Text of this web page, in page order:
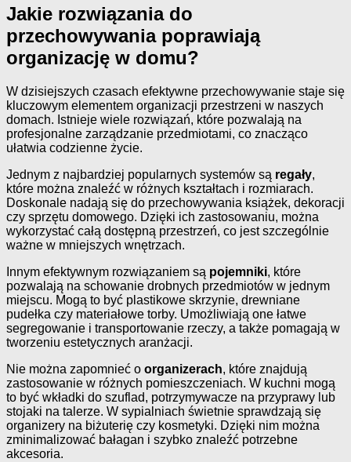
Jakie rozwiązania do
przechowywania poprawiają
organizację w domu?
W dzisiejszych czasach efektywne przechowywanie staje się
kluczowym elementem organizacji przestrzeni w naszych
domach. Istnieje wiele rozwiązań, które pozwalają na
profesjonalne zarządzanie przedmiotami, co znacząco
ułatwia codzienne życie.
Jednym z najbardziej popularnych systemów są regały,
które można znaleźć w różnych kształtach i rozmiarach.
Doskonale nadają się do przechowywania książek, dekoracji
czy sprzętu domowego. Dzięki ich zastosowaniu, można
wykorzystać całą dostępną przestrzeń, co jest szczególnie
ważne w mniejszych wnętrzach.
Innym efektywnym rozwiązaniem są pojemniki, które
pozwalają na schowanie drobnych przedmiotów w jednym
miejscu. Mogą to być plastikowe skrzynie, drewniane
pudełka czy materiałowe torby. Umożliwiają one łatwe
segregowanie i transportowanie rzeczy, a także pomagają w
tworzeniu estetycznych aranżacji.
Nie można zapomnieć o organizerach, które znajdują
zastosowanie w różnych pomieszczeniach. W kuchni mogą
to być wkładki do szuflad, potrzymywacze na przyprawy lub
stojaki na talerze. W sypialniach świetnie sprawdzają się
organizery na biżuterię czy kosmetyki. Dzięki nim można
zminimalizować bałagan i szybko znaleźć potrzebne
akcesoria.